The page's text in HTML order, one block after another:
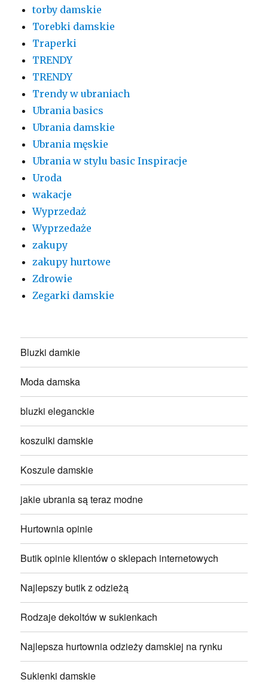
torby damskie
Torebki damskie
Traperki
TRENDY
TRENDY
Trendy w ubraniach
Ubrania basics
Ubrania damskie
Ubrania męskie
Ubrania w stylu basic Inspiracje
Uroda
wakacje
Wyprzedaż
Wyprzedaże
zakupy
zakupy hurtowe
Zdrowie
Zegarki damskie
Bluzki damkie
Moda damska
bluzki eleganckie
koszulki damskie
Koszule damskie
jakie ubrania są teraz modne
Hurtownia opinie
Butik opinie klientów o sklepach internetowych
Najlepszy butik z odzieżą
Rodzaje dekoltów w sukienkach
Najlepsza hurtownia odzieży damskiej na rynku
Sukienki damskie